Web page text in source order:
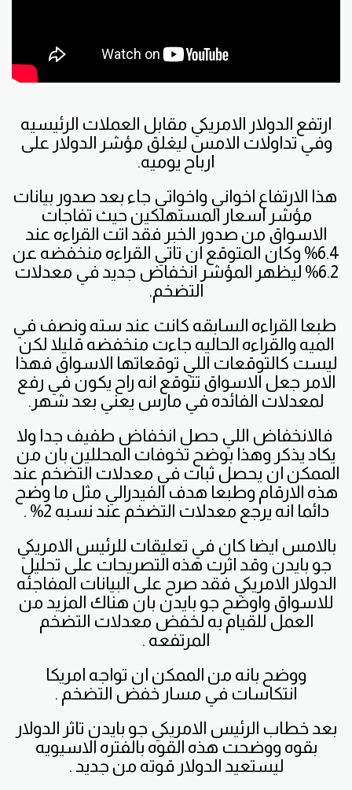
ارتفع الدولار الامريكي مقابل العملات الرئيسيه
وفي تداولات الامس ليغلق مؤشر الدولار على
ارباح يوميه.
هذا الارتفاع اخواني واخواتي جاء بعد صدور بيانات
مؤشر اسعار المستهلكين حيث تفاجات
الاسواق من صدور الخبر فقد اتت القراءه عند
6.4% وكان المتوقع ان تاتي القراءه منخفضه عن
6.2% ليظهر المؤشر انخفاض جديد في معدلات
التضخم.
طبعا القراءه السابقه كانت عند سته ونصف في
الميه والقراءه الحاليه جاءت منخفضه قليلا لكن
ليست كالتوقعات اللي توقعاتها الاسواق فهذا
الامر جعل الاسواق تتوقع انه راح يكون في رفع
لمعدلات الفائده في مارس يعني بعد شهر.
فالانخفاض اللي حصل انخفاض طفيف جدا ولا
يكاد يذكر وهذا بوضح تخوفات المحللين بان من
الممكن ان يحصل ثبات في معدلات التضخم عند
هذه الارقام وطبعا هدف الفيدرالي مثل ما وضح
دائما انه يرجع معدلات التضخم عند نسبه 2% .
بالامس ايضا كان في تعليقات للرئيس الامريكي
جو بايدن وقد اثرت هذه التصريحات على تحليل
الدولار الامريكي فقد صرح على البيانات المفاجئه
للاسواق واوضح جو بايدن بان هناك المزيد من
العمل للقيام به لخفض معدلات التضخم
المرتفعه .
ووضح بانه من الممكن ان تواجه امريكا
انتكاسات في مسار خفض التضخم .
بعد خطاب الرئيس الامريكي جو بايدن تاثر الدولار
بقوه ووضحت هذه القوه بالفتره الاسيويه
ليستعيد الدولار قوته من جديد .